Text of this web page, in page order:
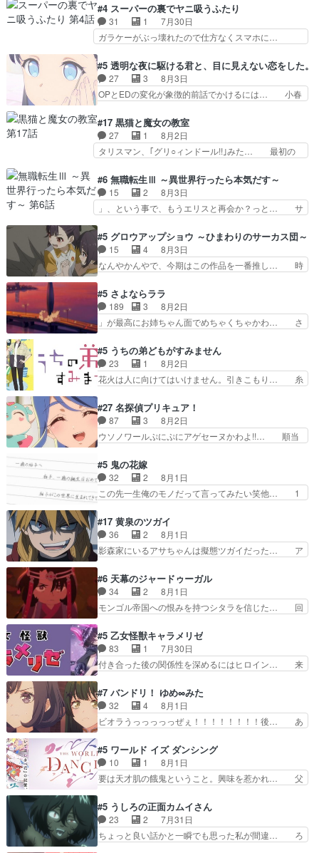
めに東京へ!/でも観光よ… 旅の支度全部やってく
れる先輩、なんだかん… 第５話をｄアニメストア
で視聴しました。視…
を人間に戻して欲しいでも自分達が代わ… ご視聴
ありがとうございました見るたびに切… 誰かと思
ったらちゅー先輩か。しれっと相方… 第５話感
想：コ□した相手にも家族や…､戦… つらい回
ナとミミも可愛かった2人の関係… 確かに相手に
も家族や大切な人はいるけど、… 白シャツが作業
着みたいなもんなんですかね…
#4 スーパーの裏でヤニ吸うふたり
31 1
7月30日
ガラケーがぶっ壊れたので仕方なくスマホに…
はり出オチ感が否めず、エピソードの打率… 田山
さんが佐々木さんに沼っていく…こんな… 佐々木
さん、腕フェチなんですね笑最近まじ… 佐々木が
ガラケーからスマホに変えるって、… もうドラマ
ゃわない？佐々木さんの優しさ… 先行で見た時よ
り2人のやり取りに癒しを感… ABEMA版の7〜8
話佐々木が実年齢以上…
#5 透明な夜に駆ける君と、目に見えない恋をした。
27 3
8月3日
OPとEDの変化が象徴的前話でかけるには… 小春
か、こんな風に見えてるのかぁ。かける… 完全な
両片思いになりましたねぇ…OPとE… 余計な物
は描かず白く靄がかった小春ちゃん… 光も感じな
い完全な盲目なんやね…おめかし… 母役に能登さ
も描かれていて良かった本当… 股に海豚を挟み水
上バスでの会話を反芻…恋… OPEDとも無人バー
ジョンから主人公２人…
#17 黒猫と魔女の教室
27 1
8月2日
タリスマン、｢グリ○ィンドール!!｣みた… 最初の
ホントスピカが大好きだよね。ツン… 一等級ポテ
ンシャルのアリアちゃん可愛くて… そういや、ア
リアは能力は最上級のくせに、… とうとうアリア
と直接競う場がきたこれまで… 毎度ながらのスピ
マン趣味ダダ漏れで好き… 期末試験が始まろうと
しておりスピカは対策… 能力鑑定胸像タリスマン
氏容姿も評価してし…
#6 無職転生Ⅲ ～異世界行ったら本気だす～
15 2
8月3日
」、という事で、もうエリスと再会か？っと… サ
関係の清算が粛々と進められているサラ… サラと
の関係に対して完全に「昔の女」とし… ルーシー
にデレるルディが完全に親バカで微… サラとは会
ってほしいちゃんとした別れ方し… サラは未練0
キャラモヤモヤする別れ方だ… 役で出演させてい
ただきました！よろしくお… 毎クールメインヒロ
インを好きになっちゃう…
#5 グロウアップショウ ～ひまわりのサーカス団～
15 4
8月3日
なんやかんやで、今期はこの作品を一番推し… 時
愛すぎるな楠木ともりちゃんのね… デフォルメさ
れた表情が特に多かったのが印… 葵＆茜の回も良
きでした。あの証拠写真、ひ… 互いが互いのこと
を想っているのにすれ違っ… 第５話をｄアニメス
んと練習したい〟と言… 本当この作品は「キャ
ラ」を活かすのがうま… みずかちゃんの介入で双
子の仲にヒビが………
#5 さよならララ
189 3
8月2日
」が最高にお姉ちゃん面でめちゃくちゃかわ… さ
を振り切ってみんなに謝ったララの思い… 仕事に
馴染めない辺り観ていて苦しいところ… ララちゃ
んの事情はもう少し皆に話して良い… ララと茉里
とで初のアルバイト。七転八倒し… 労働するプリ
てケーキ食べて、帰りにカメ… ララが働く事での
てんやわんや。働いて大変… 地道に働き人と関わ
る日々の中に愛を見いだ…
#5 うちの弟どもがすみません
23 1
8月2日
花火は人に向けてはいけません。引きこもり… 糸
お名前を見たんだけどあの中村大樹さん… 糸ちゃ
んカッケー、色んな意味でwゲームが… 姉から性
的興奮覚えてないよね？なんて言わ… テーマ：引
きこもりの理由感想は、久しぶり… 元ゲーマーな
んの距離感おかしいね(*´… 糸と源ははよ好きお
うとると言わんかい！引… ショウくんと対等に話
すためにゲームをする…
#27 名探偵プリキュア！
87 3
8月2日
ウソノワールぷにぷにアゲセーヌかわよ!!… 順当
取り戻し正式に探偵事務所で働き始め… ポワロ、
元ネタを解説して原作に誘導するの… くれあさん
の探偵としての初事件にしてちょ… ・急にクイズ
番組が始まったw・妖精ウソノ… るるかの助手だ
の！？クレアさん探偵すぎ… 突然のポアロクイズ
は草なんよ。んで、あん… 今回からついにくれあ
が探偵事務所の仲間に…
#5 鬼の花嫁
32 2
8月1日
この先一生俺のモノだって言ってみたい笑他… 1
さん柚子に18年分の誕生日プレゼント… 柚子は
鬼龍院家から初めて学校に通う事にな… プレゼン
ト攻撃ヤバすぎるwwwヴァイオレ… 玲夜さまサ
プライズの、これまでの柚子ちゃ… 玲夜から柚子
んへ…もう中学生な… 梅原の人が18歳になるま
での誕生プレゼン… なよなよした男（cv石田彰）
梅ちゃんがた…
#17 黄泉のツガイ
36 2
8月1日
影森家にいるアサちゃんは擬態ツガイだった… ア
にアサはいなかった逆にガブちゃんはい… 影森の
当主が際限なくツガイを増やせるのに… 今回はも
うガブちゃんさんの悲鳴にも似た怒… ユルと戦っ
た時から伏線が張られていたのが… しかしアサ
い筈のガブちゃん、アキオの… 色々とひっかけが
あって、最終的に嫌な終わ… ゴンゾウが従える大
量のツガイに何事かと思…
#6 天幕のジャードゥーガル
34 2
8月1日
モンゴル帝国への恨みを持つシタラを信じた… 回
タイの妃になってもその心は晴れず、モ… ドレゲ
ネの過去、宝石だった彼女が人になり… ドレゲネ
の過去、、辛かった、、あのジャタ… 年上旦那が
良い人でも、女は宝石でただ笑っ… ダイルの儀式
過去には同情の言葉しか…シ… 奥様に悲しい過
去…萌え袖が可愛いね、と思… ドレゲネとシタ
ラ、2人だけの同盟が結成さ…
#5 乙女怪獣キャラメリゼ
83 1
7月30日
付き合った後の関係性を深めるにはヒロイン… 来
とメスってて何この可愛い生物。クラス… 付き合
い始めたら始めたでまた違った悩みが… と一歩ず
つ踏み出す黒絵ちゃん微笑ま新汰の… ツインテー
ルが可愛いお茶目な妹ちゃんです… しかも過去も
らっしゃるからかしらお顔が… 黒絵「怪獣に憧れ
るのはいいけど自分自身が… 素の自分はどちらな
のかはまだ不明だが見せ…
#7 バンドリ！ ゆめ∞みた
32 4
8月1日
ビオラうっっっっっぜぇ！！！！！！！！後… あ
ラが悪魔すぎて気分が悪くなってきたこ… 声優ま
とめました(７話まで)仲町あられ/… ビオラの策略
がバッチリ嵌って最高wwwこ… 自信あれば評価
なんて気にしないし、充実し… ・バーチャルだけ
け？と思ったら歌唱シーン… の、らいぶシーン
＿!!­­--­­--­… それだけでええやん！！しかし、ビオラ
が仕…
#5 ワールド イズ ダンシング
10 1
8月1日
要は天才肌の餓鬼ということ。興味を惹かれ… 父
の鬼夜叉と田楽の増次郎。小さないざこ… 着眼点
は良くとも、先鋭的すぎるのか。芸能… 鬼夜叉は
石也と共に観世座をあとにし、三条… 観世座を離
れ、三条坊門御所で日々を送る鬼… 「お前(鬼夜
#5 うしろの正面カムイさん
23 2
7月31日
ちょっと良い話かと一瞬でも思った私が間違… ろ